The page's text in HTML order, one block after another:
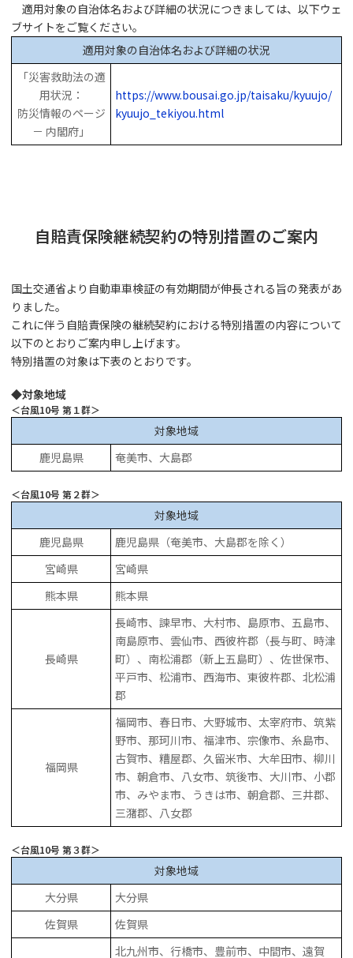
適用対象の自治体名および詳細の状況につきましては、以下ウェ
ブサイトをご覧ください。
適用対象の自治体名および詳細の状況
「災害救助法の適
用状況：
防災情報のページ
－ 内閣府」
https://www.bousai.go.jp/taisaku/kyuujo/
kyuujo_tekiyou.html
自賠責保険継続契約の特別措置のご案内
国土交通省より自動車車検証の有効期間が伸長される旨の発表があ
りました。
これに伴う自賠責保険の継続契約における特別措置の内容について
以下のとおりご案内申し上げます。
特別措置の対象は下表のとおりです。
◆対象地域
＜台風10号 第１群＞
対象地域
鹿児島県
奄美市、大島郡
＜台風10号 第２群＞
対象地域
鹿児島県
鹿児島県（奄美市、大島郡を除く）
宮崎県
宮崎県
熊本県
熊本県
長崎県
長崎市、諫早市、大村市、島原市、五島市、
南島原市、雲仙市、西彼杵郡（長与町、時津
町）、南松浦郡（新上五島町）、佐世保市、
平戸市、松浦市、西海市、東彼杵郡、北松浦
郡
福岡県
福岡市、春日市、大野城市、太宰府市、筑紫
野市、那珂川市、福津市、宗像市、糸島市、
古賀市、糟屋郡、久留米市、大牟田市、柳川
市、朝倉市、八女市、筑後市、大川市、小郡
市、みやま市、うきは市、朝倉郡、三井郡、
三潴郡、八女郡
＜台風10号 第３群＞
対象地域
大分県
大分県
佐賀県
佐賀県
北九州市、行橋市、豊前市、中間市、遠賀